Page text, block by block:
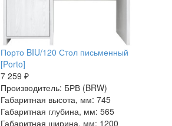
Порто BIU/120 Стол письменный
[Porto]
7 259 ₽
Производитель: БРВ (BRW)
Габаритная высота, мм: 745
Габаритная глубина, мм: 565
Габаритная ширина, мм: 1200